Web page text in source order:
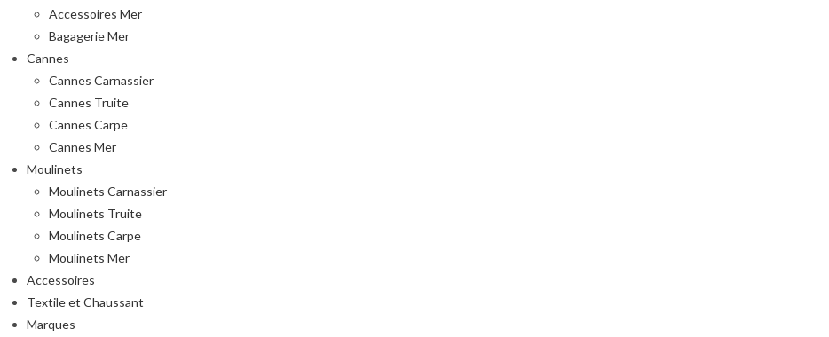
Accessoires Mer
Bagagerie Mer
Cannes
Cannes Carnassier
Cannes Truite
Cannes Carpe
Cannes Mer
Moulinets
Moulinets Carnassier
Moulinets Truite
Moulinets Carpe
Moulinets Mer
Accessoires
Textile et Chaussant
Marques